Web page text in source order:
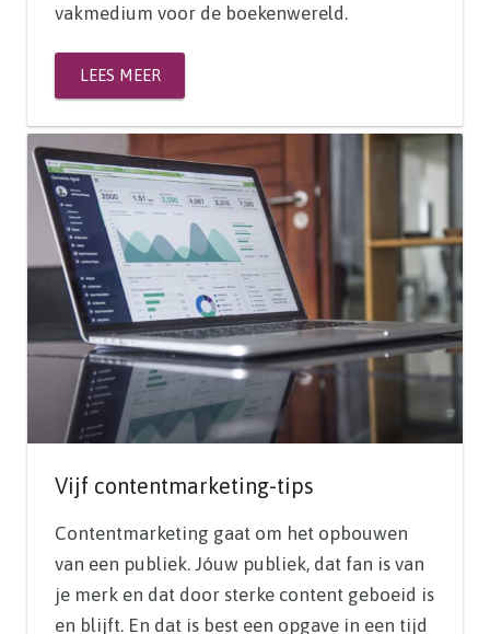
vakmedium voor de boekenwereld.
LEES MEER
Vijf contentmarketing-tips
Contentmarketing gaat om het opbouwen
van een publiek. Jóuw publiek, dat fan is van
je merk en dat door sterke content geboeid is
en blijft. En dat is best een opgave in een tijd